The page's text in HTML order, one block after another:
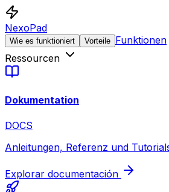
NexoPad
Wie es funktioniert Vorteile Funktionen
Ressourcen
Dokumentation
DOCS
Anleitungen, Referenz und
Explorar documentación